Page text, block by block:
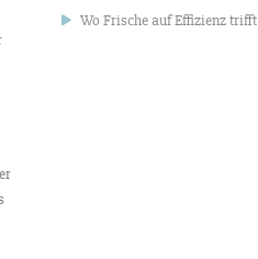
Wo Frische auf Effizienz trifft